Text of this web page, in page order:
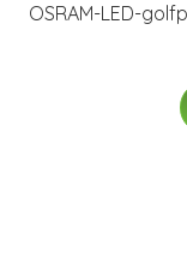
OSRAM-LED-